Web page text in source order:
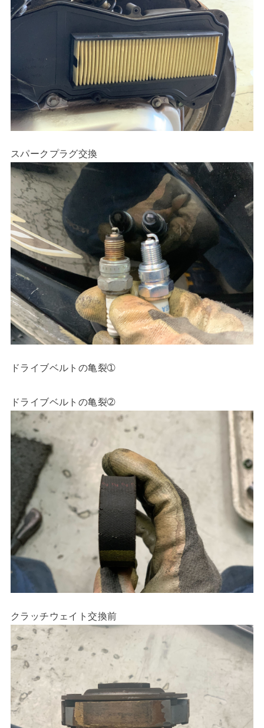
スパークプラグ交換
ドライブベルトの亀裂➀
ドライブベルトの亀裂➁
クラッチウェイト交換前